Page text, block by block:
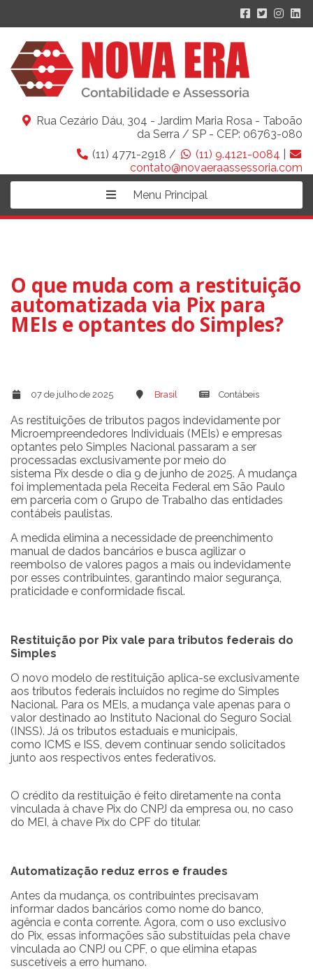
Rua Cezário Dáu, 304 - Jardim Maria Rosa - Taboão
da Serra / SP - CEP: 06763-080
(11) 4771-2918 /
(11) 9.4121-0084
contato@novaeraassessoria.com
Menu Principal
O que muda com a restituição
automatizada via Pix para
MEIs e optantes do Simples?
07 de julho de 2025 Brasil Contábeis
As restituições de tributos pagos indevidamente por
Microempreendedores Individuais (MEIs) e empresas
optantes pelo Simples Nacional passaram a ser
processadas exclusivamente por meio do
sistema Pix desde o dia 9 de junho de 2025. A mudança
foi implementada pela Receita Federal em São Paulo
em parceria com o Grupo de Trabalho das entidades
contábeis paulistas.
A medida elimina a necessidade de preenchimento
manual de dados bancários e busca agilizar o
reembolso de valores pagos a mais ou indevidamente
por esses contribuintes, garantindo maior segurança,
praticidade e conformidade fiscal.
Restituição por Pix vale para tributos federais do
Simples
O novo modelo de restituição aplica-se exclusivamente
aos tributos federais incluídos no regime do Simples
Nacional. Para os MEIs, a mudança vale apenas para o
valor destinado ao Instituto Nacional do Seguro Social
(INSS). Já os tributos estaduais e municipais,
como ICMS e ISS, devem continuar sendo solicitados
junto aos respectivos entes federativos.
O crédito da restituição é feito diretamente na conta
vinculada à chave Pix do CNPJ da empresa ou, no caso
do MEI, à chave Pix do CPF do titular.
Automatização reduz erros e fraudes
Antes da mudança, os contribuintes precisavam
informar dados bancários como nome do banco,
agência e conta corrente. Agora, com o uso exclusivo
do Pix, essas informações são substituídas pela chave
vinculada ao CNPJ ou CPF, o que elimina etapas
suscetíveis a erro humano.